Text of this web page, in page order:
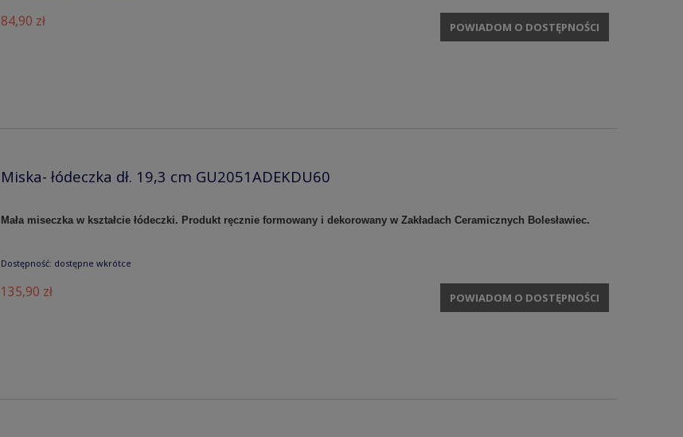
84,90 zł POWIADOM O DOSTĘPNOŚCI
Miska- łódeczka dł. 19,3 cm GU2051ADEKDU60
Mała miseczka w kształcie łódeczki. Produkt ręcznie formowany i dekorowany w Zakładach Ceramicznych Bolesławiec.
Dostępność: dostępne wkrótce
135,90 zł POWIADOM O DOSTĘPNOŚCI